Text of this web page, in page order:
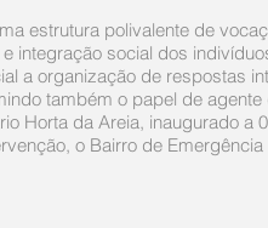
estrutura polivalente de
integração social dos
a organização de respostas
também o papel de
Horta da Areia, inaugurado
o Bairro de